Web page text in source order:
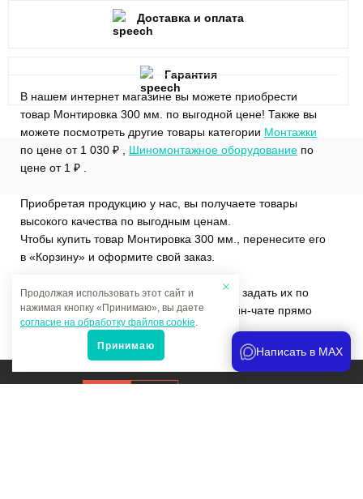
В нашем интернет магазине вы можете приобрести
товар Монтировка 300 мм. по выгодной цене! Также вы
можете посмотреть другие товары категории Монтажки
по цене от 1 030 ₽ , Шиномонтажное оборудование по
цене от 1 ₽ .
Приобретая продукцию у нас, вы получаете товары
высокого качества по выгодным ценам.
Чтобы купить товар Монтировка 300 мм., перенесите его
в «Корзину» и оформите свой заказ.
Если у вас остались вопросы, вы можете задать их по
телефону+7 (4822)65-69-46 или в онлайн-чате прямо
на сайте.
Доставка и оплата
Гарантия
Продвижение сайта
Продолжая использовать этот сайт и
нажимая кнопку «Принимаю», вы даете
согласие на обработку файлов cookie.
Принимаю Написать в MAX